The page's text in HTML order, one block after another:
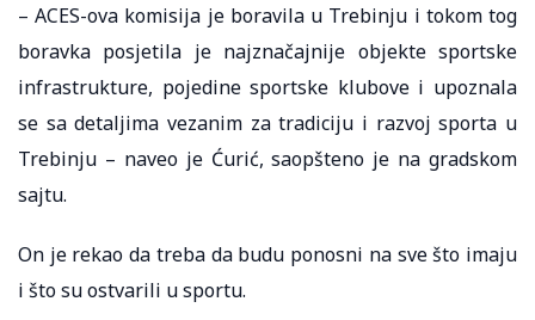
– ACES-ova komisija je boravila u Trebinju i tokom tog
boravka posjetila je najznačajnije objekte sportske
infrastrukture, pojedine sportske klubove i upoznala
se sa detaljima vezanim za tradiciju i razvoj sporta u
Trebinju – naveo je Ćurić, saopšteno je na gradskom
sajtu.
On je rekao da treba da budu ponosni na sve što imaju
i što su ostvarili u sportu.